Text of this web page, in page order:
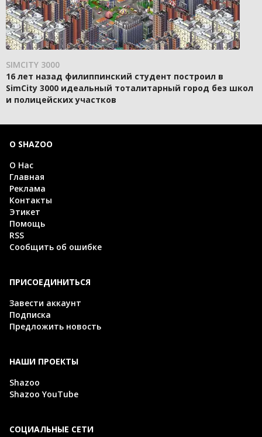
SIMCITY 3000
16 лет назад филиппинский студент построил в
SimCity 3000 идеальный тоталитарный город без школ
и полицейских участков
О SHAZOO
О Нас
Главная
Реклама
Контакты
Этикет
Помощь
RSS
Сообщить об ошибке
ПРИСОЕДИНИТЬСЯ
Завести аккаунт
Подписка
Предложить новость
НАШИ ПРОЕКТЫ
Shazoo
Shazoo YouTube
СОЦИАЛЬНЫЕ СЕТИ